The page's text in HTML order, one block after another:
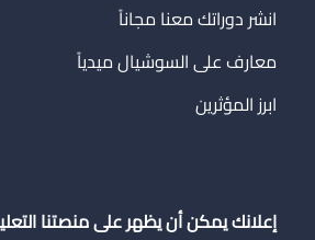
انشر دوراتك معنا مجاناً
معارف على السوشيال ميدياً
ابرز المؤثرين
إعلانك يمكن أن يظهر على منصتنا